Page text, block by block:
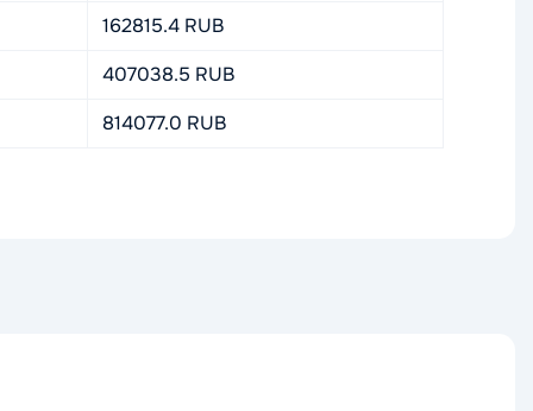
162815.4 RUB
407038.5 RUB
814077.0 RUB